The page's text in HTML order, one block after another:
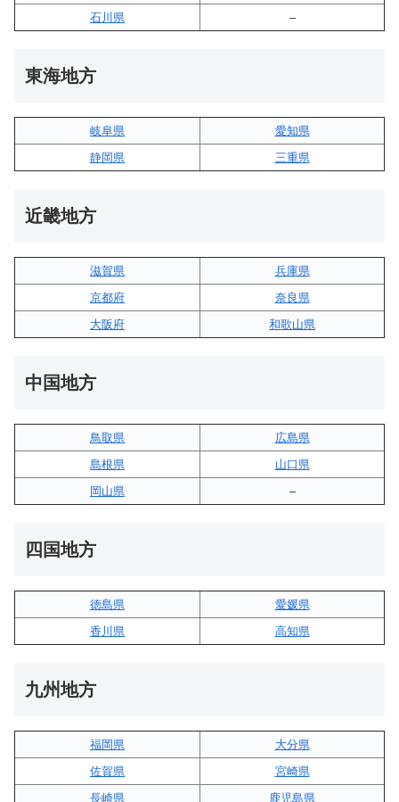
石川県
–
東海地方
岐阜県
愛知県
静岡県
三重県
近畿地方
滋賀県
兵庫県
京都府
奈良県
大阪府
和歌山県
中国地方
鳥取県
広島県
島根県
山口県
岡山県
–
四国地方
徳島県
愛媛県
香川県
高知県
九州地方
福岡県
大分県
佐賀県
宮崎県
長崎県
鹿児島県